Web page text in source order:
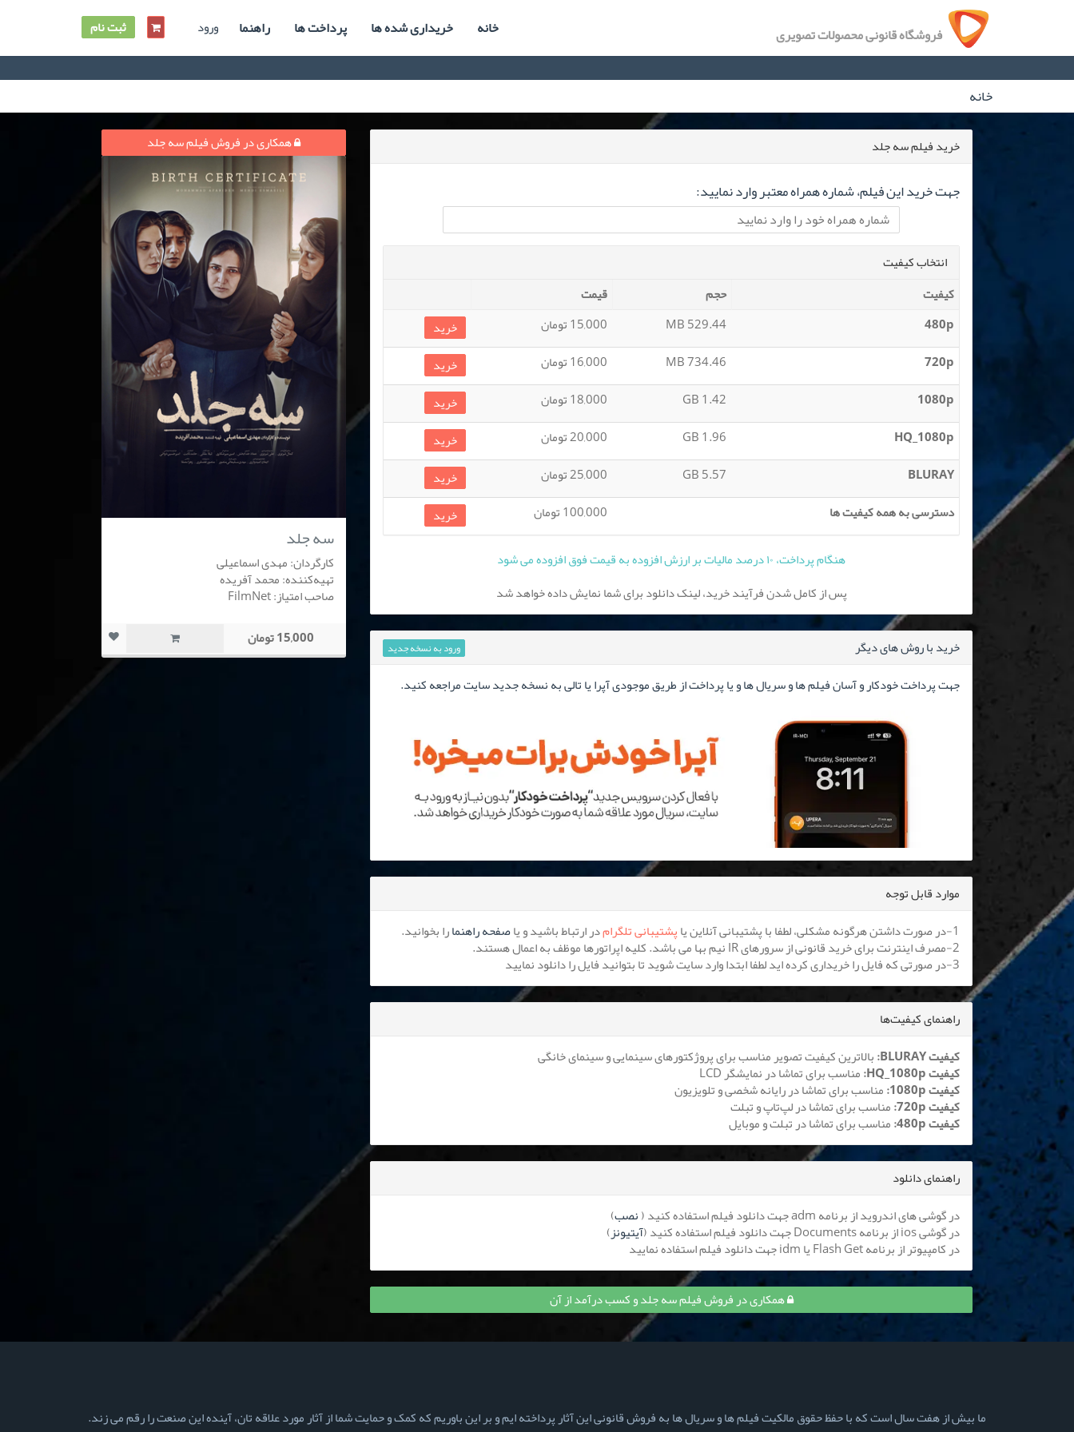
فروشگاه قانونی محصولات تصویری خانه خریداری شده ها پرداخت ها راهنما ورود ثبت نام
خانه
خرید فیلم سه جلد
جهت خرید این فیلم، شماره همراه معتبر وارد نمایید:
انتخاب کیفیت
کیفیت
حجم
قیمت
480p
529.44 MB 15,000 تومان
خرید
720p
734.46 MB 16,000 تومان
خرید
1080p
1.42 GB 18,000 تومان
خرید
HQ_1080p
1.96 GB 20,000 تومان
خرید
BLURAY
5.57 GB 25,000 تومان
خرید
دسترسی به همه کیفیت ها
100,000 تومان
خرید
هنگام پرداخت، ۱۰ درصد مالیات بر ارزش افزوده به قیمت فوق افزوده می شود
پس از کامل شدن فرآیند خرید، لینک دانلود برای شما نمایش داده خواهد شد
خرید با روش های دیگر ورود به نسخه جدید
جهت پرداخت خودکار و آسان فیلم ها و سریال ها و یا پرداخت از طریق موجودی آپرا یا تالی به نسخه جدید سایت مراجعه کنید.
موارد قابل توجه
1-در صورت داشتن هرگونه مشکلی، لطفا با پشتیبانی آنلاین یا
پشتیبانی تلگرامدر ارتباط باشید و یاصفحه راهنمارا بخوانید.
2-مصرف اینترنت برای خرید قانونی از سرورهای IR نیم بها می باشد. کلیه اپراتورها موظف به اعمال هستند.
3-در صورتی که فایل را خریداری کرده اید لطفا ابتدا وارد سایت شوید تا بتوانید فایل را دانلود نمایید
راهنمای کیفیت‌ها
کیفیت BLURAY:
بالاترین کیفیت تصویر مناسب برای پروژکتورهای سینمایی و سینمای خانگی
کیفیت HQ_1080p: مناسب برای تماشا در نمایشگر LCD
کیفیت 1080p: مناسب برای تماشا در رایانه شخصی و تلویزیون
کیفیت 720p: مناسب برای تماشا در لپ‌تاپ و تبلت
کیفیت 480p: مناسب برای تماشا در تبلت و موبایل
راهنمای دانلود
در گوشی های اندروید از برنامه adm جهت دانلود فیلم استفاده کنید (
نصب)
در گوشی ios از برنامه Documents جهت دانلود فیلم استفاده کنید ( آیتیونز)
در کامپیوتر از برنامه Flash Get یا idm جهت دانلود فیلم استفاده نمایید
همکاری در فروش فیلم سه جلد و کسب درآمد از آن
همکاری در فروش فیلم سه جلد
سه جلد
کارگردان: مهدی اسماعیلی
تهیه‌کننده: محمد آفریده
صاحب امتیاز: FilmNet
15,000 تومان
ما بیش از هفت سال است که با حفظ حقوق مالکیت فیلم ها و سریال ها به فروش قانونی این آثار پرداخته ایم و بر این باوریم که کمک و حمایت شما از آثار مورد علاقه تان، آینده این صنعت را رقم می زند.